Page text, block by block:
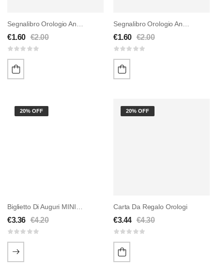
€1.60 €2.00 €1.60 €2.00
20% OFF
€3.36 €4.20
20% OFF
Carta Da Regalo Orologi
€3.44 €4.30